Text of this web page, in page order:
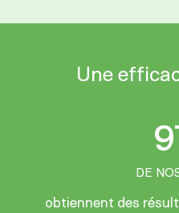
Une
DE
obtiennent des